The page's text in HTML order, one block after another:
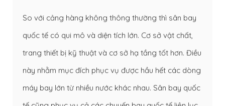
So với cảng hàng không thông thường thì sân bay
quốc tế có qui mô và diện tích lớn. Cơ sở vật chất,
trang thiết bị kỹ thuật và cơ sở hạ tầng tốt hơn. Điều
này nhằm mục đích phục vụ được hầu hết các dòng
máy bay lớn từ nhiều nước khác nhau. Sân bay quốc